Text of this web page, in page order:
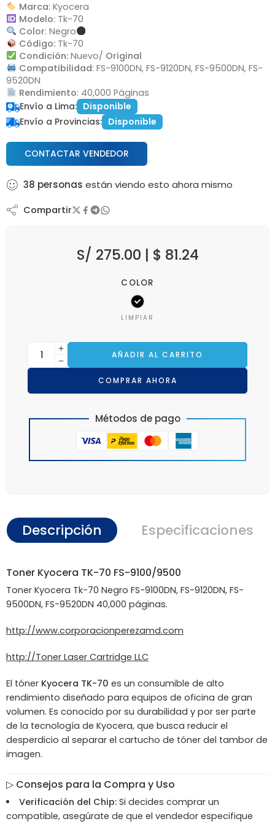
Marca: Kyocera
Modelo: Tk-70
Color: Negro
Código:Tk-70
Condición: Nuevo/ Original
Compatibilidad: FS-9100DN, FS-9120DN, FS-9500DN, FS-
9520DN
Rendimiento: 40,000 Páginas
Envío a Lima: Disponible
Envío a Provincias: Disponible
CONTACTAR VENDEDOR
38 personas están viendo esto ahora mismo
Compartir
S/ 275.00 | $ 81.24
COLOR
LIMPIAR
AÑADIR AL CARRITO
COMPRAR AHORA
Métodos de pago
Descripción Especificaciones
Toner Kyocera TK-70 FS-9100/9500
Toner Kyocera Tk-70 Negro FS-9100DN, FS-9120DN, FS-
9500DN, FS-9520DN 40,000 páginas.
http://www.corporacionperezamd.com
http://Toner Laser Cartridge LLC
El tóner Kyocera TK-70 es un consumible de alto
rendimiento diseñado para equipos de oficina de gran
volumen. Es conocido por su durabilidad y por ser parte
de la tecnología de Kyocera, que busca reducir el
desperdicio al separar el cartucho de tóner del tambor de
imagen.
▷ Consejos para la Compra y Uso
Verificación del Chip:Si decides comprar un
compatible, asegúrate de que el vendedor especifique